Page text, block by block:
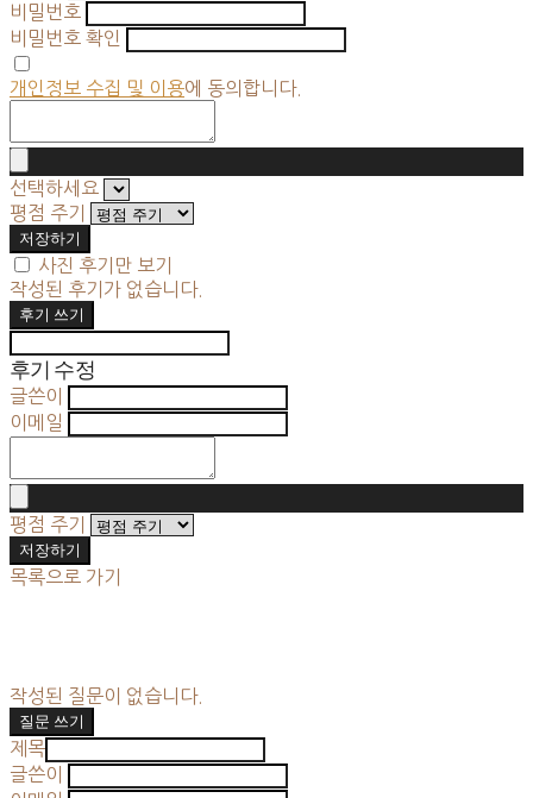
비밀번호
비밀번호 확인
개인정보 수집 및 이용에 동의합니다.
선택하세요
평점 주기
저장하기
사진 후기만 보기
작성된 후기가 없습니다.
후기 쓰기
후기 수정
글쓴이
이메일
평점 주기
저장하기
목록으로 가기
작성된 질문이 없습니다.
질문 쓰기
제목
글쓴이